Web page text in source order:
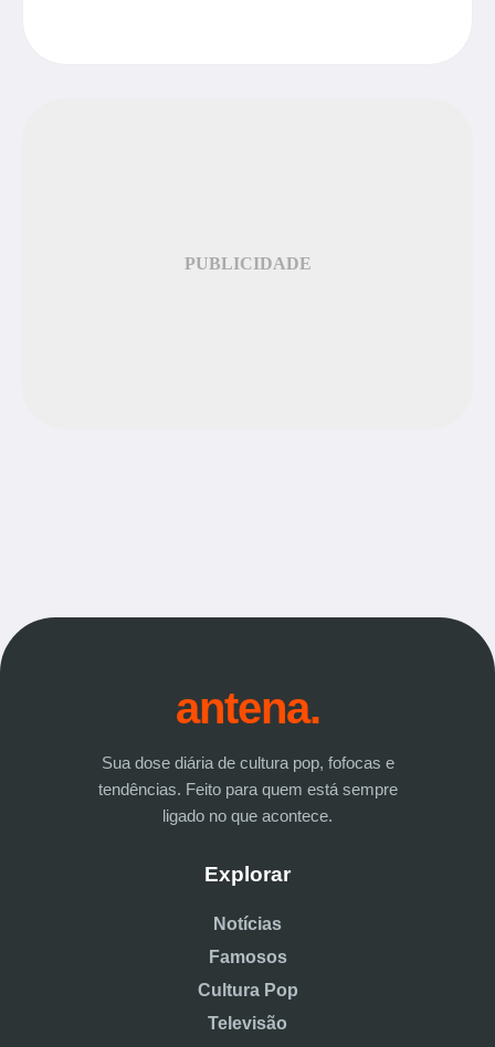
PUBLICIDADE
antena.
Sua dose diária de cultura pop, fofocas e
tendências. Feito para quem está sempre
ligado no que acontece.
Explorar
Notícias
Famosos
Cultura Pop
Televisão